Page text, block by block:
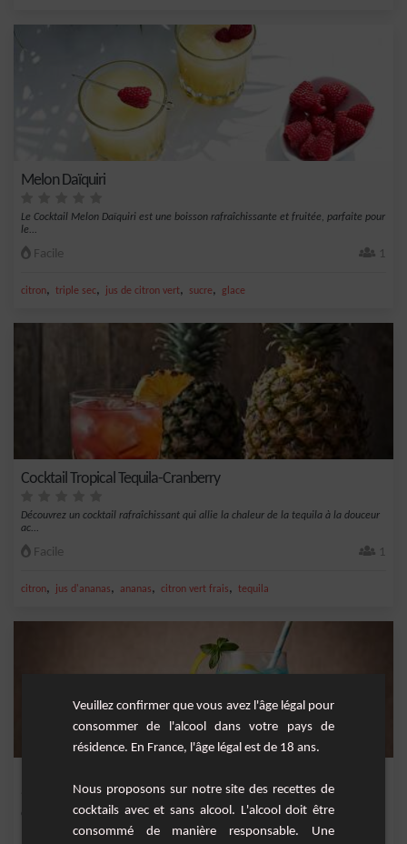
Melon Daïquiri
Le Cocktail Melon Daïquiri est une boisson rafraîchissante et fruitée, parfaite pour
le...
Facile 1
citron, triple sec, jus de citron vert, sucre, glace
Cocktail Tropical Tequila-Cranberry
Découvrez un cocktail rafraîchissant qui allie la chaleur de la tequila à la douceur
ac...
Facile 1
citron, jus d'ananas, ananas, citron vert frais, tequila
Cocktail fruité à base de vodka, curaçao bleu et citron frais.
Veuillez confirmer que vous avez l'âge légal pour
consommer de l'alcool dans votre pays de
résidence. En France, l'âge légal est de 18 ans.
Nous proposons sur notre site des recettes de
cocktails avec et sans alcool. L'alcool doit être
consommé de manière responsable. Une